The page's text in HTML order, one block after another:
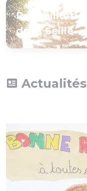
de la Seille
Actualités